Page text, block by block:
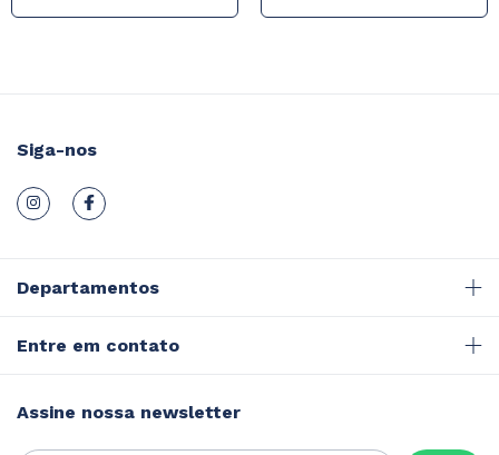
Siga-nos
Departamentos
Entre em contato
Assine nossa newsletter